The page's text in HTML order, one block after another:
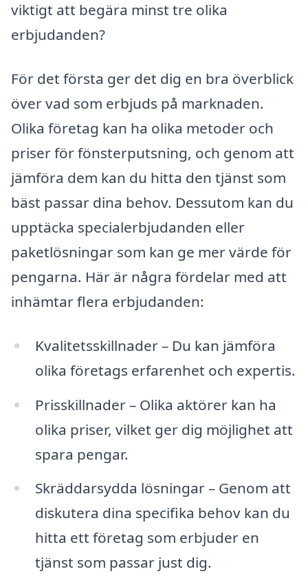
viktigt att begära minst tre olika
erbjudanden?
För det första ger det dig en bra överblick
över vad som erbjuds på marknaden.
Olika företag kan ha olika metoder och
priser för fönsterputsning, och genom att
jämföra dem kan du hitta den tjänst som
bäst passar dina behov. Dessutom kan du
upptäcka specialerbjudanden eller
paketlösningar som kan ge mer värde för
pengarna. Här är några fördelar med att
inhämtar flera erbjudanden:
Kvalitetsskillnader – Du kan jämföra
olika företags erfarenhet och expertis.
Prisskillnader – Olika aktörer kan ha
olika priser, vilket ger dig möjlighet att
spara pengar.
Skräddarsydda lösningar – Genom att
diskutera dina specifika behov kan du
hitta ett företag som erbjuder en
tjänst som passar just dig.